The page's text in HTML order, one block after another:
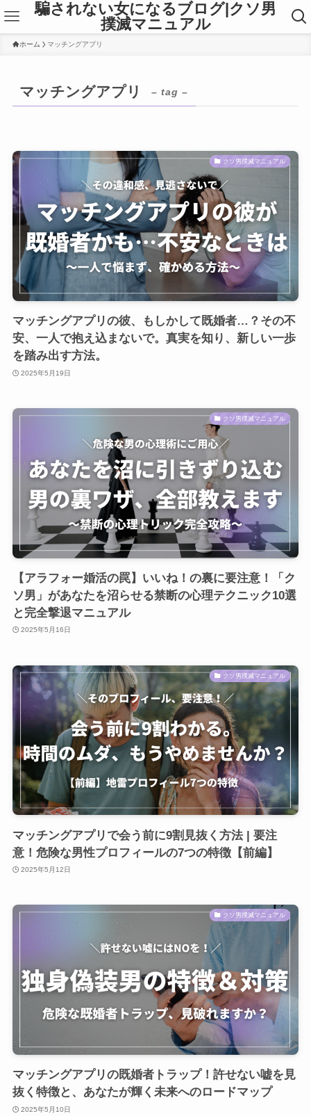
騙されない女になるブログ|クソ男
撲滅マニュアル
ホーム マッチングアプリ
マッチングアプリ – tag –
クソ男撲滅マニュアル
マッチングアプリの彼、もしかして既婚者…？その不
安、一人で抱え込まないで。真実を知り、新しい一歩
を踏み出す方法。
2025年5月19日
クソ男撲滅マニュアル
【アラフォー婚活の罠】いいね！の裏に要注意！「ク
ソ男」があなたを沼らせる禁断の心理テクニック10選
と完全撃退マニュアル
2025年5月16日
クソ男撲滅マニュアル
マッチングアプリで会う前に9割見抜く方法 | 要注
意！危険な男性プロフィールの7つの特徴【前編】
2025年5月12日
クソ男撲滅マニュアル
マッチングアプリの既婚者トラップ！許せない嘘を見
抜く特徴と、あなたが輝く未来へのロードマップ
2025年5月10日